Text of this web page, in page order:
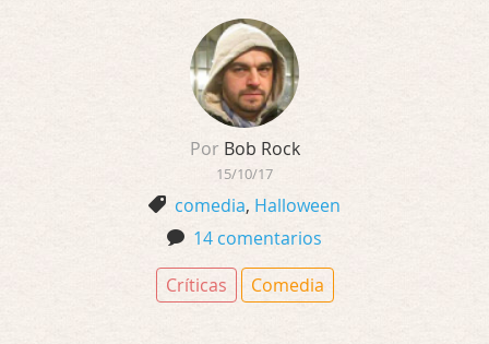
Por Bob Rock
15/10/17
comedia, Halloween
14 comentarios
Críticas
Comedia